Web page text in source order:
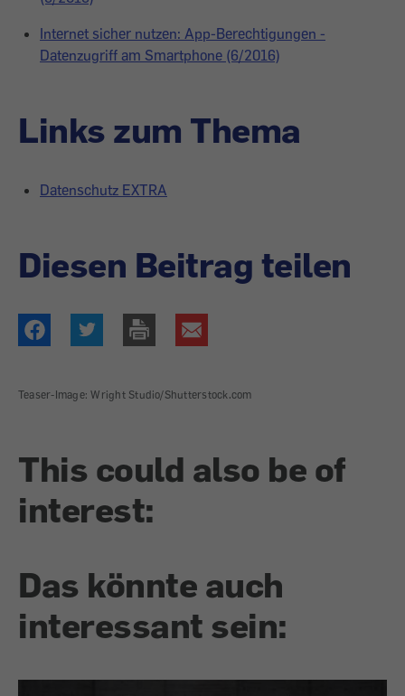
Internet sicher nutzen: App-Berechtigungen -
Datenzugriff am Smartphone (6/2016)
Links zum Thema
Datenschutz EXTRA
Diesen Beitrag teilen
Teaser-Image: Wright Studio/Shutterstock.com
This could also be of
interest:
Das könnte auch
interessant sein: